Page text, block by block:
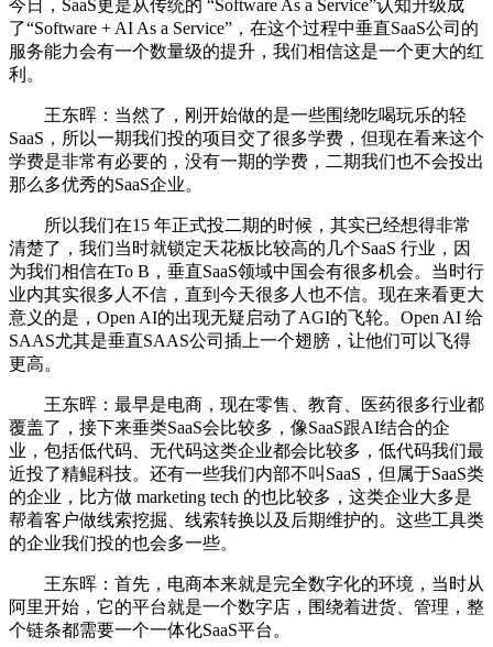
今日，SaaS更是从传统的 “Software As a Service”认知升级成
了“Software + AI As a Service”，在这个过程中垂直SaaS公司的
服务能力会有一个数量级的提升，我们相信这是一个更大的红
利。
王东晖：当然了，刚开始做的是一些围绕吃喝玩乐的轻
SaaS，所以一期我们投的项目交了很多学费，但现在看来这个
学费是非常有必要的，没有一期的学费，二期我们也不会投出
那么多优秀的SaaS企业。
所以我们在15 年正式投二期的时候，其实已经想得非常
清楚了，我们当时就锁定天花板比较高的几个SaaS 行业，因
为我们相信在To B，垂直SaaS领域中国会有很多机会。当时行
业内其实很多人不信，直到今天很多人也不信。现在来看更大
意义的是，Open AI的出现无疑启动了AGI的飞轮。Open AI 给
SAAS尤其是垂直SAAS公司插上一个翅膀，让他们可以飞得
更高。
王东晖：最早是电商，现在零售、教育、医药很多行业都
覆盖了，接下来垂类SaaS会比较多，像SaaS跟AI结合的企
业，包括低代码、无代码这类企业都会比较多，低代码我们最
近投了精鲲科技。还有一些我们内部不叫SaaS，但属于SaaS类
的企业，比方做 marketing tech 的也比较多，这类企业大多是
帮着客户做线索挖掘、线索转换以及后期维护的。这些工具类
的企业我们投的也会多一些。
王东晖：首先，电商本来就是完全数字化的环境，当时从
阿里开始，它的平台就是一个数字店，围绕着进货、管理，整
个链条都需要一个一体化SaaS平台。